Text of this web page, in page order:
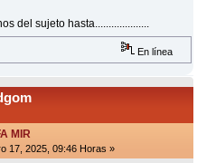
del sujeto hasta....................
En línea
MIR
17, 2025, 09:46 Horas »